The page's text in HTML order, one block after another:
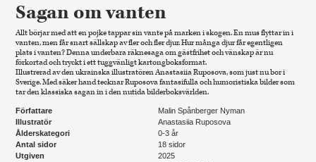
Sagan om vanten
Allt börjar med att en pojke tappar sin vante på marken i skogen. En mus flyttar in i
vanten, men får snart sällskap av fler och fler djur. Hur många djur får egentligen
plats i vanten? Denna underbara räknesaga om gästfrihet och vänskap är nu
förkortad och tryckt i ett tuggvänligt kartongboksformat.
Illustrerad av den ukrainska illustratören Anastasiia Ruposova, som just nu bor i
Sverige. Med säker hand tecknar Ruposova fantasifulla och humoristiska bilder som
tar den klassiska sagan in i den nutida bilderboksvärlden.
Författare
Malin Spånberger Nyman
Illustratör
Anastasiia Ruposova
Ålderskategori
0-3 år
Antal sidor
18 sidor
Utgiven
2025